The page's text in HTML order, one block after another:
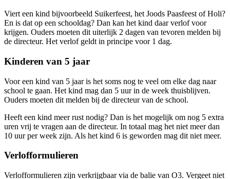
Viert een kind bijvoorbeeld Suikerfeest, het Joods Paasfeest of Holi?
En is dat op een schooldag? Dan kan het kind daar verlof voor
krijgen. Ouders moeten dit uiterlijk 2 dagen van tevoren melden bij
de directeur. Het verlof geldt in principe voor 1 dag.
Kinderen van 5 jaar
Voor een kind van 5 jaar is het soms nog te veel om elke dag naar
school te gaan. Het kind mag dan 5 uur in de week thuisblijven.
Ouders moeten dit melden bij de directeur van de school.
Heeft een kind meer rust nodig? Dan is het mogelijk om nog 5 extra
uren vrij te vragen aan de directeur. In totaal mag het niet meer dan
10 uur per week zijn. Als het kind 6 is geworden mag dit niet meer.
Verlofformulieren
Verlofformulieren zijn verkrijgbaar via de balie van O3. Vergeet niet